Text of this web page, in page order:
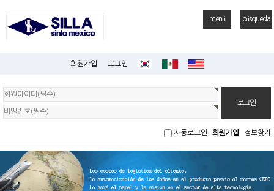
menú búsqueda
회원가입 로그인
회
원
로
그
인
자동로그인
회원가입 정보찾기